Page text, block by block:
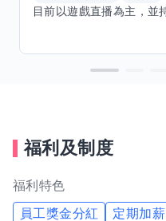
福利及制度
福利特色
員工獎金分紅 定期加薪